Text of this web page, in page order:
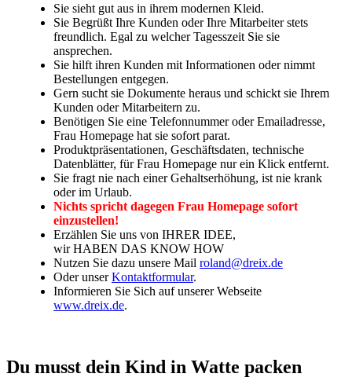
Sie sieht gut aus in ihrem modernen Kleid.
Sie Begrüßt Ihre Kunden oder Ihre Mitarbeiter stets
freundlich. Egal zu welcher Tagesszeit Sie sie
ansprechen.
Sie hilft ihren Kunden mit Informationen oder nimmt
Bestellungen entgegen.
Gern sucht sie Dokumente heraus und schickt sie Ihrem
Kunden oder Mitarbeitern zu.
Benötigen Sie eine Telefonnummer oder Emailadresse,
Frau Homepage hat sie sofort parat.
Produktpräsentationen, Geschäftsdaten, technische
Datenblätter, für Frau Homepage nur ein Klick entfernt.
Sie fragt nie nach einer Gehaltserhöhung, ist nie krank
oder im Urlaub.
Nichts spricht dagegen Frau Homepage sofort
einzustellen!
Erzählen Sie uns von IHRER IDEE,
wir HABEN DAS KNOW HOW
Nutzen Sie dazu unsere Mail roland@dreix.de
Oder unserKontaktformular.
Informieren Sie Sich auf unserer Webseite
www.dreix.de.
Du musst dein Kind in Watte packen